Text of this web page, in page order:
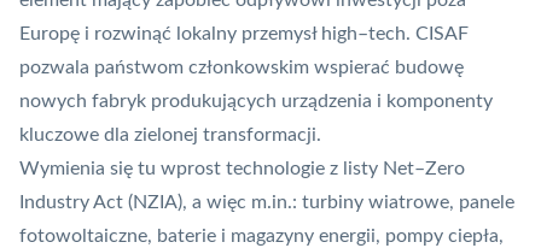
Europę i rozwinąć lokalny przemysł high–tech. CISAF
pozwala państwom członkowskim wspierać budowę
nowych fabryk produkujących urządzenia i komponenty
kluczowe dla zielonej transformacji.
Wymienia się tu wprost technologie z listy Net–Zero
Industry Act (NZIA), a więc m.in.: turbiny wiatrowe, panele
fotowoltaiczne, baterie i magazyny energii, pompy ciepła,